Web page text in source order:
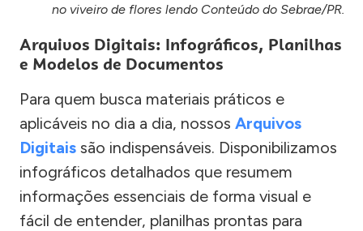
no viveiro de flores lendo Conteúdo do Sebrae/PR.
Arquivos Digitais: Infográficos, Planilhas
e Modelos de Documentos
Para quem busca materiais práticos e
aplicáveis no dia a dia, nossos Arquivos
Digitais são indispensáveis. Disponibilizamos
infográficos detalhados que resumem
informações essenciais de forma visual e
fácil de entender, planilhas prontas para